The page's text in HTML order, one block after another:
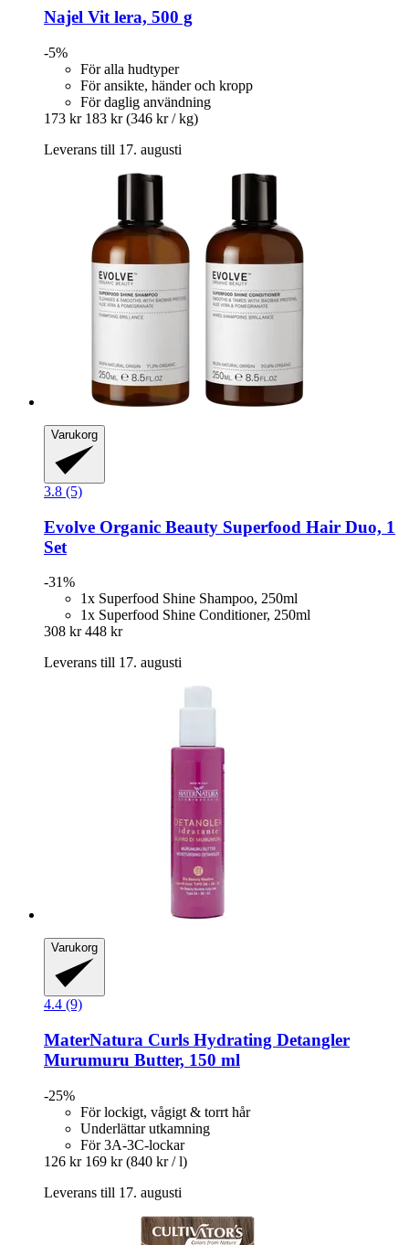
Najel Vit lera, 500 g
-5%
För alla hudtyper
För ansikte, händer och kropp
För daglig användning
173 kr 183 kr (346 kr / kg)
Leverans till 17. augusti
Varukorg
3.8 (5)
Evolve Organic Beauty Superfood Hair Duo, 1
Set
-31%
1x Superfood Shine Shampoo, 250ml
1x Superfood Shine Conditioner, 250ml
308 kr 448 kr
Leverans till 17. augusti
Varukorg
4.4 (9)
MaterNatura Curls Hydrating Detangler
Murumuru Butter, 150 ml
-25%
För lockigt, vågigt & torrt hår
Underlättar utkamning
För 3A-3C-lockar
126 kr 169 kr (840 kr / l)
Leverans till 17. augusti